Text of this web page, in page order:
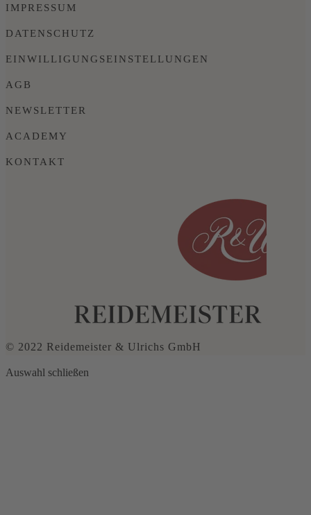
IMPRESSUM
DATENSCHUTZ
EINWILLIGUNGSEINSTELLUNGEN
AGB
NEWSLETTER
ACADEMY
KONTAKT
© 2022 Reidemeister & Ulrichs GmbH
Auswahl schließen